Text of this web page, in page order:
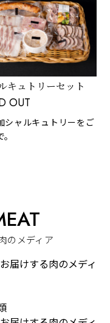
キュトリーセット
OUT
シャルキュトリーをご
のメディア